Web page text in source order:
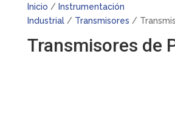
Inicio / Instrumentación
Industrial/ Transmisores /
Transmisores de